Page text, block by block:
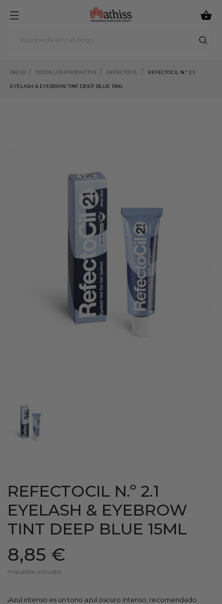

INICIO TODOS LOS PRODUCTOS REFECTOCIL REFECTOCIL N.º 2.1
EYELASH & EYEBROW TINT DEEP BLUE 15ML
REFECTOCIL N.º 2.1
EYELASH & EYEBROW
TINT DEEP BLUE 15ML
8,85 €
Impuestos incluidos
¡Azul intenso es un tono azul oscuro intenso, recomendado